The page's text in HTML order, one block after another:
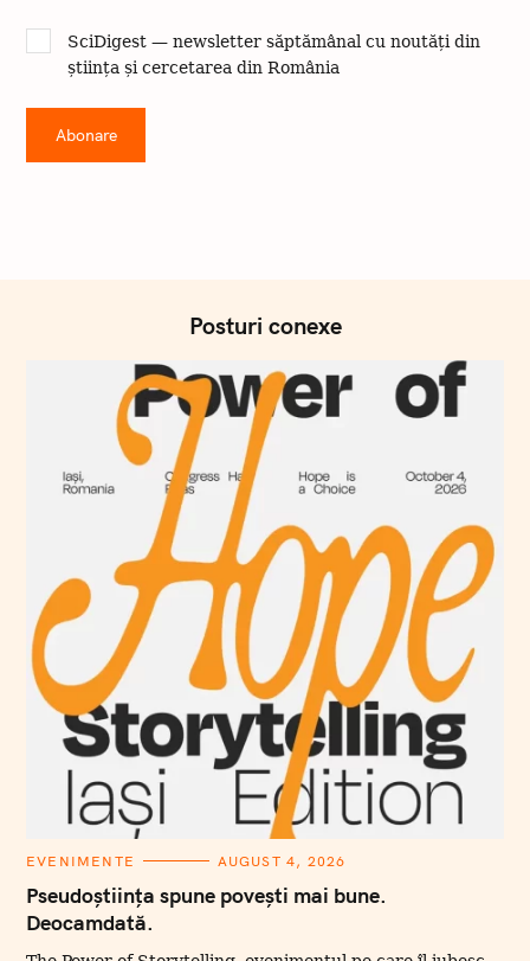
SciDigest — newsletter săptămânal cu noutăți din
știința și cercetarea din România
Posturi conexe
C
T
E
G
R
EVENIMENTE AUGUST 4, 2026
Pseudoștiința spune povești mai bune.
Deocamdată.
t
i